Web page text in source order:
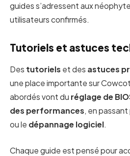
guides s’adressent aux
utilisateurs confirmés.
Tutoriels et astuces
Des tutoriels et des astuces
une place importante sur
abordés vont du réglage de
des performances, en passant
ou le dépannage logiciel.
Chaque guide est pensé pour